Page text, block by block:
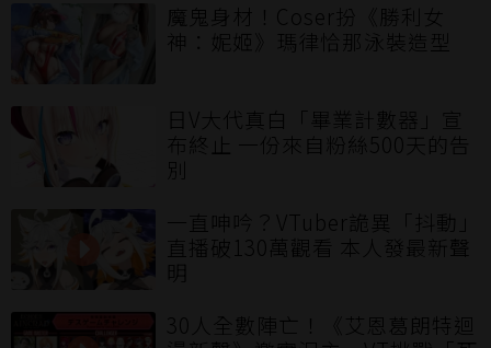
魔鬼身材！Coser扮《勝利女
神：妮姬》瑪律恰那泳裝造型
日V大代真白「畢業計數器」宣
布終止 一份來自粉絲500天的告
別
一直呻吟？VTuber詭異「抖動」
直播破130萬觀看 本人發最新聲
明
30人全數陣亡！《艾恩葛朗特迴